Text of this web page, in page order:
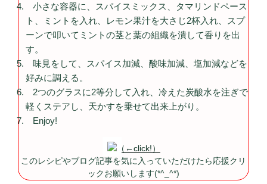
小さな容器に、スパイスミックス、タマリンドペース
ト、ミントを入れ、レモン果汁を大さじ2杯入れ、スプ
ーンで叩いてミントの茎と葉の組織を潰して香りを出
す。
味見をして、スパイス加減、酸味加減、塩加減などを
好みに調える。
2つのグラスに2等分して入れ、冷えた炭酸水を注ぎで
軽くステアし、天かすを乗せて出来上がり。
Enjoy!
（←click!）
このレシピやブログ記事を気に入っていただけたら応援クリ
ックお願いします(*^_^*)